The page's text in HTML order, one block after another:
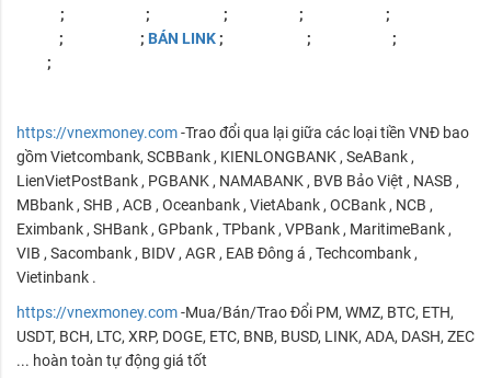
; ; ; ; ;
; ; BÁN LINK; ; ;
;
https://vnexmoney.com-Trao đổi qua lại giữa các loại tiền VNĐ bao
gồm Vietcombank, SCBBank , KIENLONGBANK , SeABank ,
LienVietPostBank , PGBANK , NAMABANK , BVB Bảo Việt , NASB ,
MBbank , SHB , ACB , Oceanbank , VietAbank , OCBank , NCB ,
Eximbank , SHBank , GPbank , TPbank , VPBank , MaritimeBank ,
VIB , Sacombank , BIDV , AGR , EAB Đông á , Techcombank ,
Vietinbank .
https://vnexmoney.com-Mua/Bán/Trao Đổi PM, WMZ, BTC, ETH,
USDT, BCH, LTC, XRP, DOGE, ETC, BNB, BUSD, LINK, ADA, DASH, ZEC
... hoàn toàn tự động giá tốt